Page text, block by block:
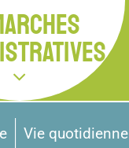
Vie quotidienne